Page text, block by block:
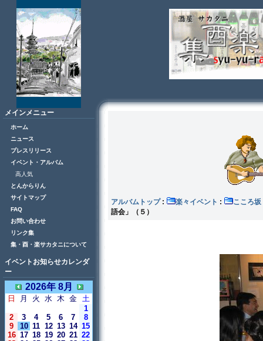
メインメニュー
ホーム
ニュース
プレスリリース
イベント・アルバム
高人気
とんからりん
サイトマップ
FAQ
お問い合わせ
リンク集
集・酉・楽サカタニについて
イベントお知らせカレンダ
ー
2026年 8月
日 月 火 水 木 金 土
1
2
3 4 5 6 7
8
9
10 11 12 13 14 15
16 17 18 19 20 21 22
アルバムトップ: 楽々イベント :
こころ
語会」（５）